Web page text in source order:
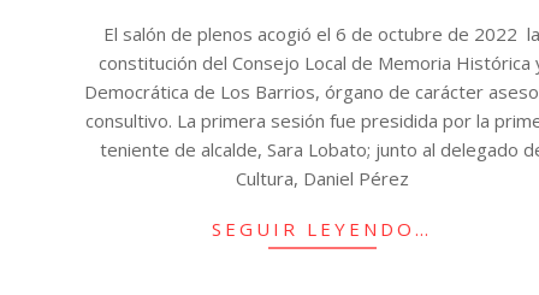
El salón de plenos acogió el 6 de octubre de 2022 la
constitución del Consejo Local de Memoria Histórica
Democrática de Los Barrios, órgano de carácter
consultivo. La primera sesión fue presidida por la
teniente de alcalde, Sara Lobato; junto al delegado
Cultura, Daniel Pérez
SEGUIR LEYENDO…